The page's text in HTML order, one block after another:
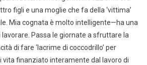
figli e una moglie che fa della ‘vittima’
Mia cognata è molto intelligente—ha una
Passa le giornate a sfruttare la
di fare ‘lacrime di coccodrillo’ per
vita finanziato interamente dal lavoro di